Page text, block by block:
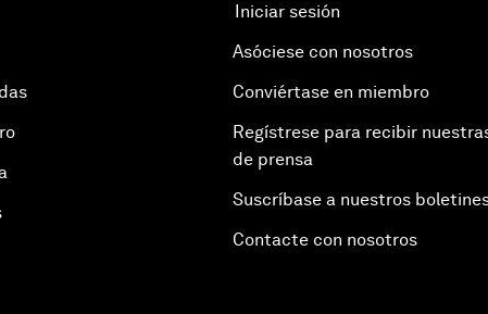
Iniciar sesión
Asóciese con nosotros
Conviértase en miembro
Regístrese para recibir
de prensa
Suscríbase a nuestros
Contacte con nosotros